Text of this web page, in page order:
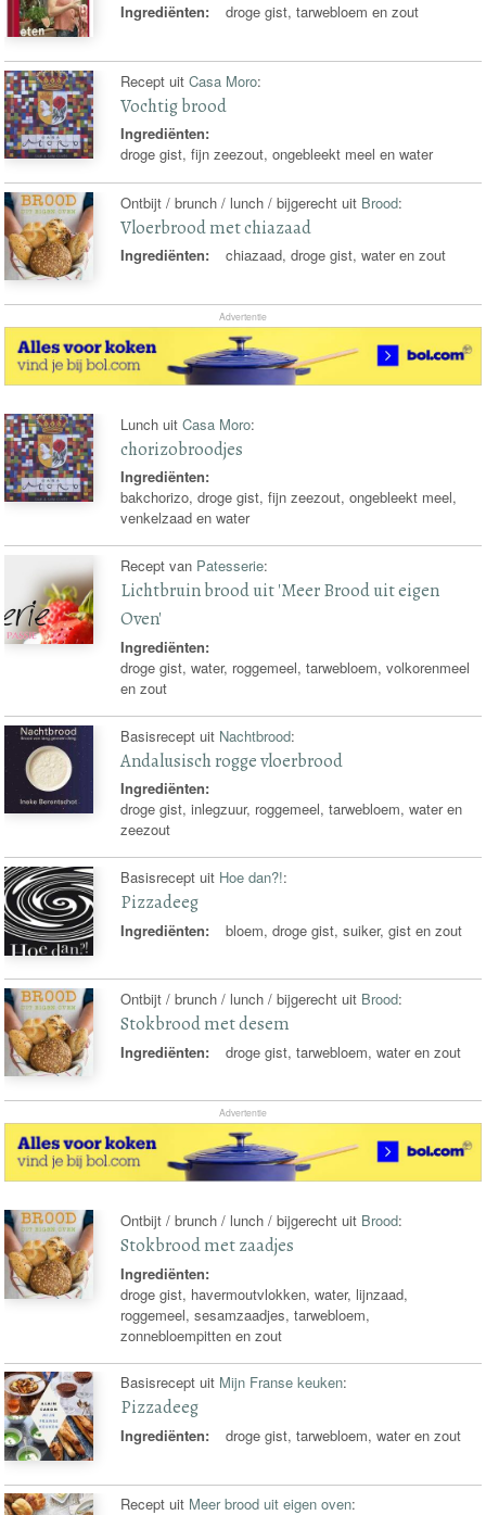
Ingrediënten: droge gist, tarwebloem en zout
Recept uitCasa Moro:
Vochtig brood
Ingrediënten:
droge gist, fijn zeezout, ongebleekt meel en water
Ontbijt / brunch / lunch / bijgerecht uit Brood:
Vloerbrood met chiazaad
Ingrediënten: chiazaad, droge gist, water en zout
Advertentie
Lunch uitCasa Moro:
chorizobroodjes
Ingrediënten:
bakchorizo, droge gist, fijn zeezout, ongebleekt meel,
venkelzaad en water
Recept van Patesserie:
Lichtbruin brood uit 'Meer Brood uit eigen
Oven'
Ingrediënten:
droge gist, water, roggemeel, tarwebloem, volkorenmeel
en zout
Basisrecept uit Nachtbrood:
Andalusisch rogge vloerbrood
Ingrediënten:
droge gist, inlegzuur, roggemeel, tarwebloem, water en
zeezout
Basisrecept uit Hoe dan?!:
Pizzadeeg
Ingrediënten: bloem, droge gist, suiker, gist en zout
Ontbijt / brunch / lunch / bijgerecht uit Brood:
Stokbrood met desem
Ingrediënten: droge gist, tarwebloem, water en zout
Advertentie
Ontbijt / brunch / lunch / bijgerecht uit Brood:
Stokbrood met zaadjes
Ingrediënten:
droge gist, havermoutvlokken, water, lijnzaad,
roggemeel, sesamzaadjes, tarwebloem,
zonnebloempitten en zout
Basisrecept uit Mijn Franse keuken:
Pizzadeeg
Ingrediënten: droge gist, tarwebloem, water en zout
Recept uit Meer brood uit eigen oven: